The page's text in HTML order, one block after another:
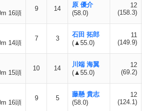
16頭
9 14
原 優介
(58.0)
12
(158.3)
14頭
7 3
石田 拓郎
(▲55.0)
11
(149.9)
15頭
10 14
川端 海翼
(▲55.0)
12
(69.2)
16頭
9 5
藤懸 貴志
(58.0)
12
(124.1)